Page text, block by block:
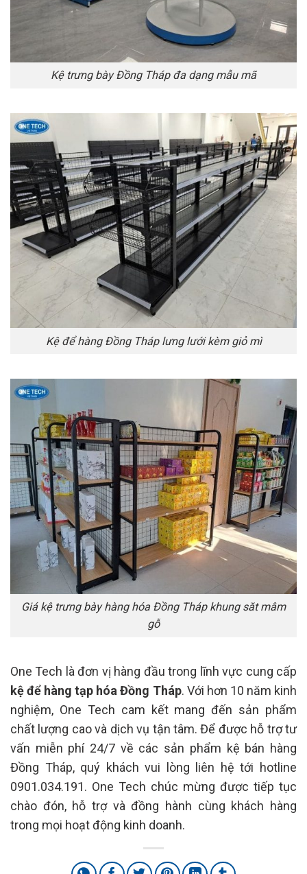
Kệ trưng bày Đồng Tháp đa dạng mẫu mã
Kệ để hàng Đồng Tháp lưng lưới kèm giỏ mì
Giá kệ trưng bày hàng hóa Đồng Tháp khung săt mâm
gỗ
One Tech là đơn vị hàng đầu trong lĩnh vực cung cấp
kệ để hàng tạp hóa Đồng Tháp. Với hơn 10 năm kinh
nghiệm, One Tech cam kết mang đến sản phẩm
chất lượng cao và dịch vụ tận tâm. Để được hỗ trợ tư
vấn miễn phí 24/7 về các sản phẩm kệ bán hàng
Đồng Tháp, quý khách vui lòng liên hệ tới hotline
0901.034.191. One Tech chúc mừng được tiếp tục
chào đón, hỗ trợ và đồng hành cùng khách hàng
trong mọi hoạt động kinh doanh.